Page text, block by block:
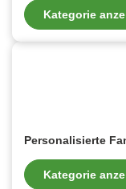
Kategorie
Personalisierte
Kategorie